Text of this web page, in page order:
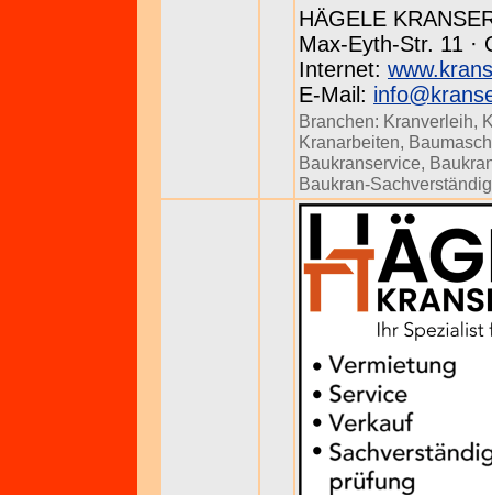
HÄGELE
Max-Eyth-Str. 11 ·
Internet:
E-Mail:
Branchen: Kranverleih,
Kranarbeiten,
Baukranservice,
Baukran-